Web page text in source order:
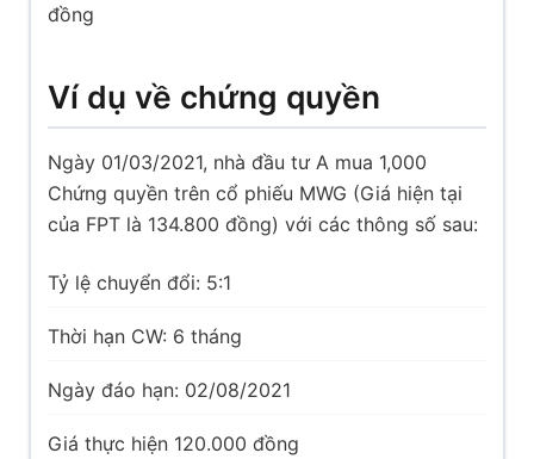
đồng
Ví dụ về chứng quyền
Ngày 01/03/2021, nhà đầu tư A mua 1,000
Chứng quyền trên cổ phiếu MWG (Giá hiện tại
của FPT là 134.800 đồng) với các thông số sau:
Tỷ lệ chuyển đổi: 5:1
Thời hạn CW: 6 tháng
Ngày đáo hạn: 02/08/2021
Giá thực hiện 120.000 đồng